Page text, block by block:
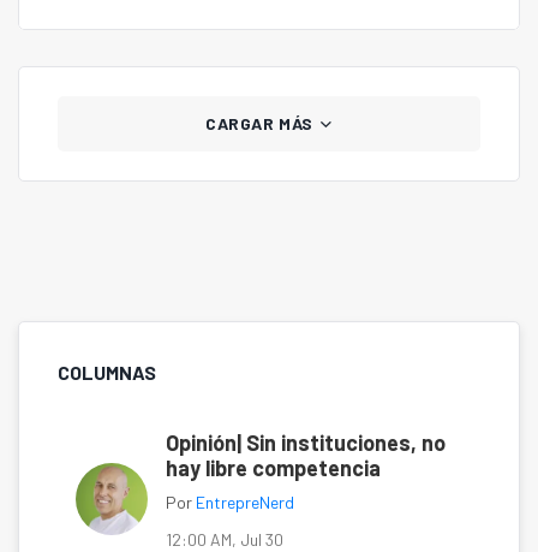
CARGAR MÁS
COLUMNAS
Opinión| Sin instituciones, no
hay libre competencia
Por EntrepreNerd
12:00 AM, Jul 30